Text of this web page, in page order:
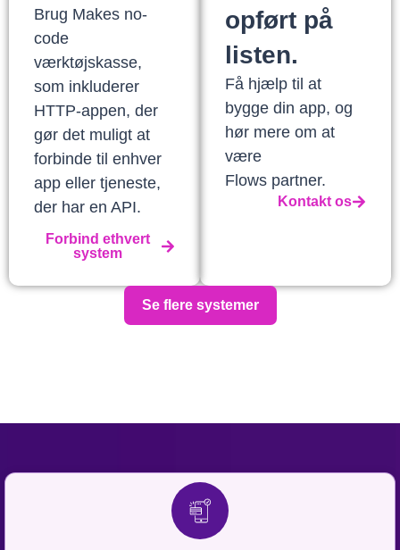
Brug Makes no-
code
værktøjskasse,
som inkluderer
HTTP-appen, der
gør det muligt at
forbinde til enhver
app eller tjeneste,
der har en API.
Forbind ethvert
system
opført på
listen.
Få hjælp til at
bygge din app, og
hør mere om at
være
Flows partner.
Kontakt os
Se flere systemer